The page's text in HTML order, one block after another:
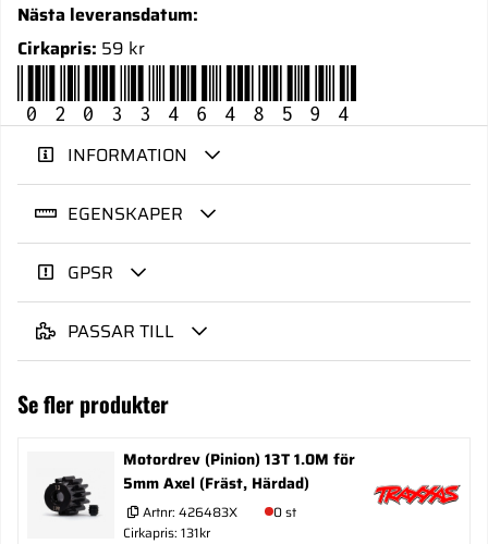
Nästa leveransdatum:
Cirkapris: 59 kr
020334648594
INFORMATION
EGENSKAPER
GPSR
PASSAR TILL
Se fler produkter
Motordrev (Pinion) 13T 1.0M för
5mm Axel (Fräst, Härdad)
Artnr: 426483X
0 st
Cirkapris: 131kr